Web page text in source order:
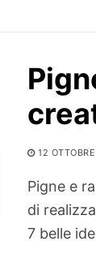
12
Pigne e
di
7 belle